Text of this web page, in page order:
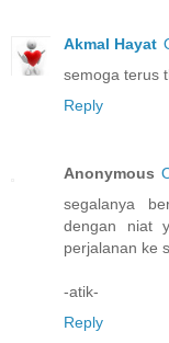
Akmal Hayat
semoga terus
Reply
Anonymous
segalanya
dengan niat
perjalanan ke
-atik-
Reply